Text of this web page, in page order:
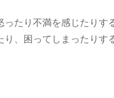
たり不満を感じたり
、困ってしまったりす